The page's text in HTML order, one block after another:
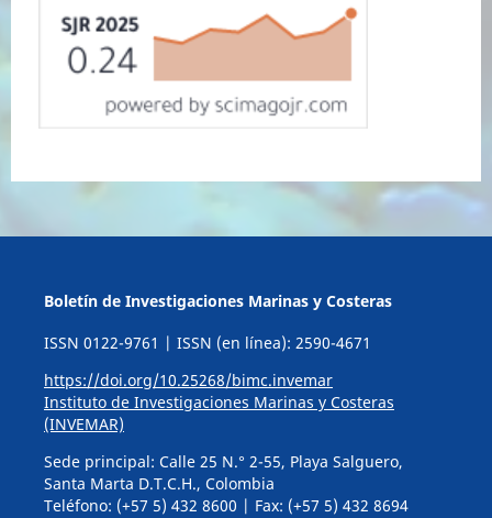
Boletín de Investigaciones Marinas y Costeras
ISSN 0122-9761 | ISSN (en línea): 2590-4671
https://doi.org/10.25268/bimc.invemar
Instituto de Investigaciones Marinas y Costeras
(INVEMAR)
Sede principal: Calle 25 N.° 2-55, Playa Salguero,
Santa Marta D.T.C.H., Colombia
Teléfono: (+57 5) 432 8600 | Fax: (+57 5) 432 8694